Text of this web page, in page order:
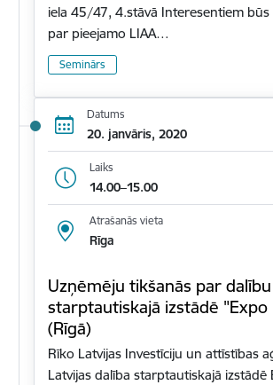
iela 45/47, 4.stāvā Interesentiem būs
par pieejamo LIAA…
Seminārs
Datums
20. janvāris, 2020
Laiks
14.00–15.00
Atrašanās vieta
Rīga
Uzņēmēju tikšanās par dalību
starptautiskajā izstādē "Expo
(Rīgā)
Rīko Latvijas Investīciju un attīstības
Latvijas dalība starptautiskajā